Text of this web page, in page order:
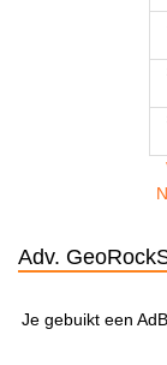
Adv.
Je gebuikt een